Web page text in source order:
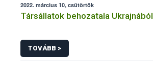
2022. március 10, csütörtök
Társállatok behozatala Ukrajnából
TOVÁBB >